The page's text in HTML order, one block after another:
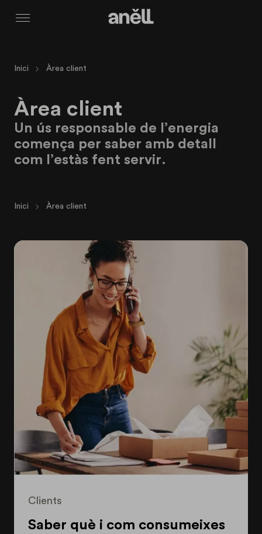
Menú
Inici Àrea client
Àrea client
Un ús responsable de l’energia
comença per saber amb detall
com l’estàs fent servir.
Inici Àrea client
Clients
Saber què i com consumeixes